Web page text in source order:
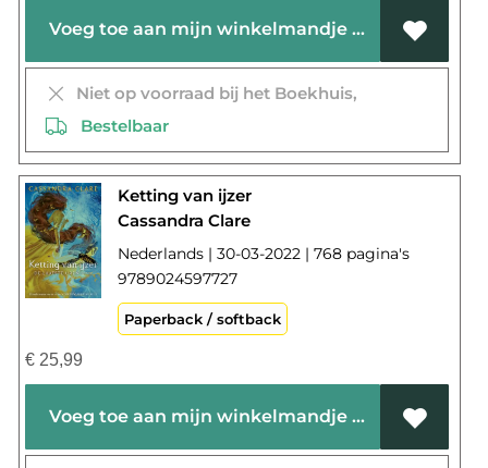
Voeg toe aan mijn winkelmandje
Niet op voorraad bij het Boekhuis,
Bestelbaar
Ketting van ijzer
Cassandra Clare
Nederlands | 30-03-2022 | 768 pagina's
9789024597727
Paperback / softback
€25,99
Voeg toe aan mijn winkelmandje